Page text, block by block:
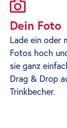
Dein Foto
Lade ein oder
Fotos hoch
sie ganz
Drag & Drop
Trinkbecher.